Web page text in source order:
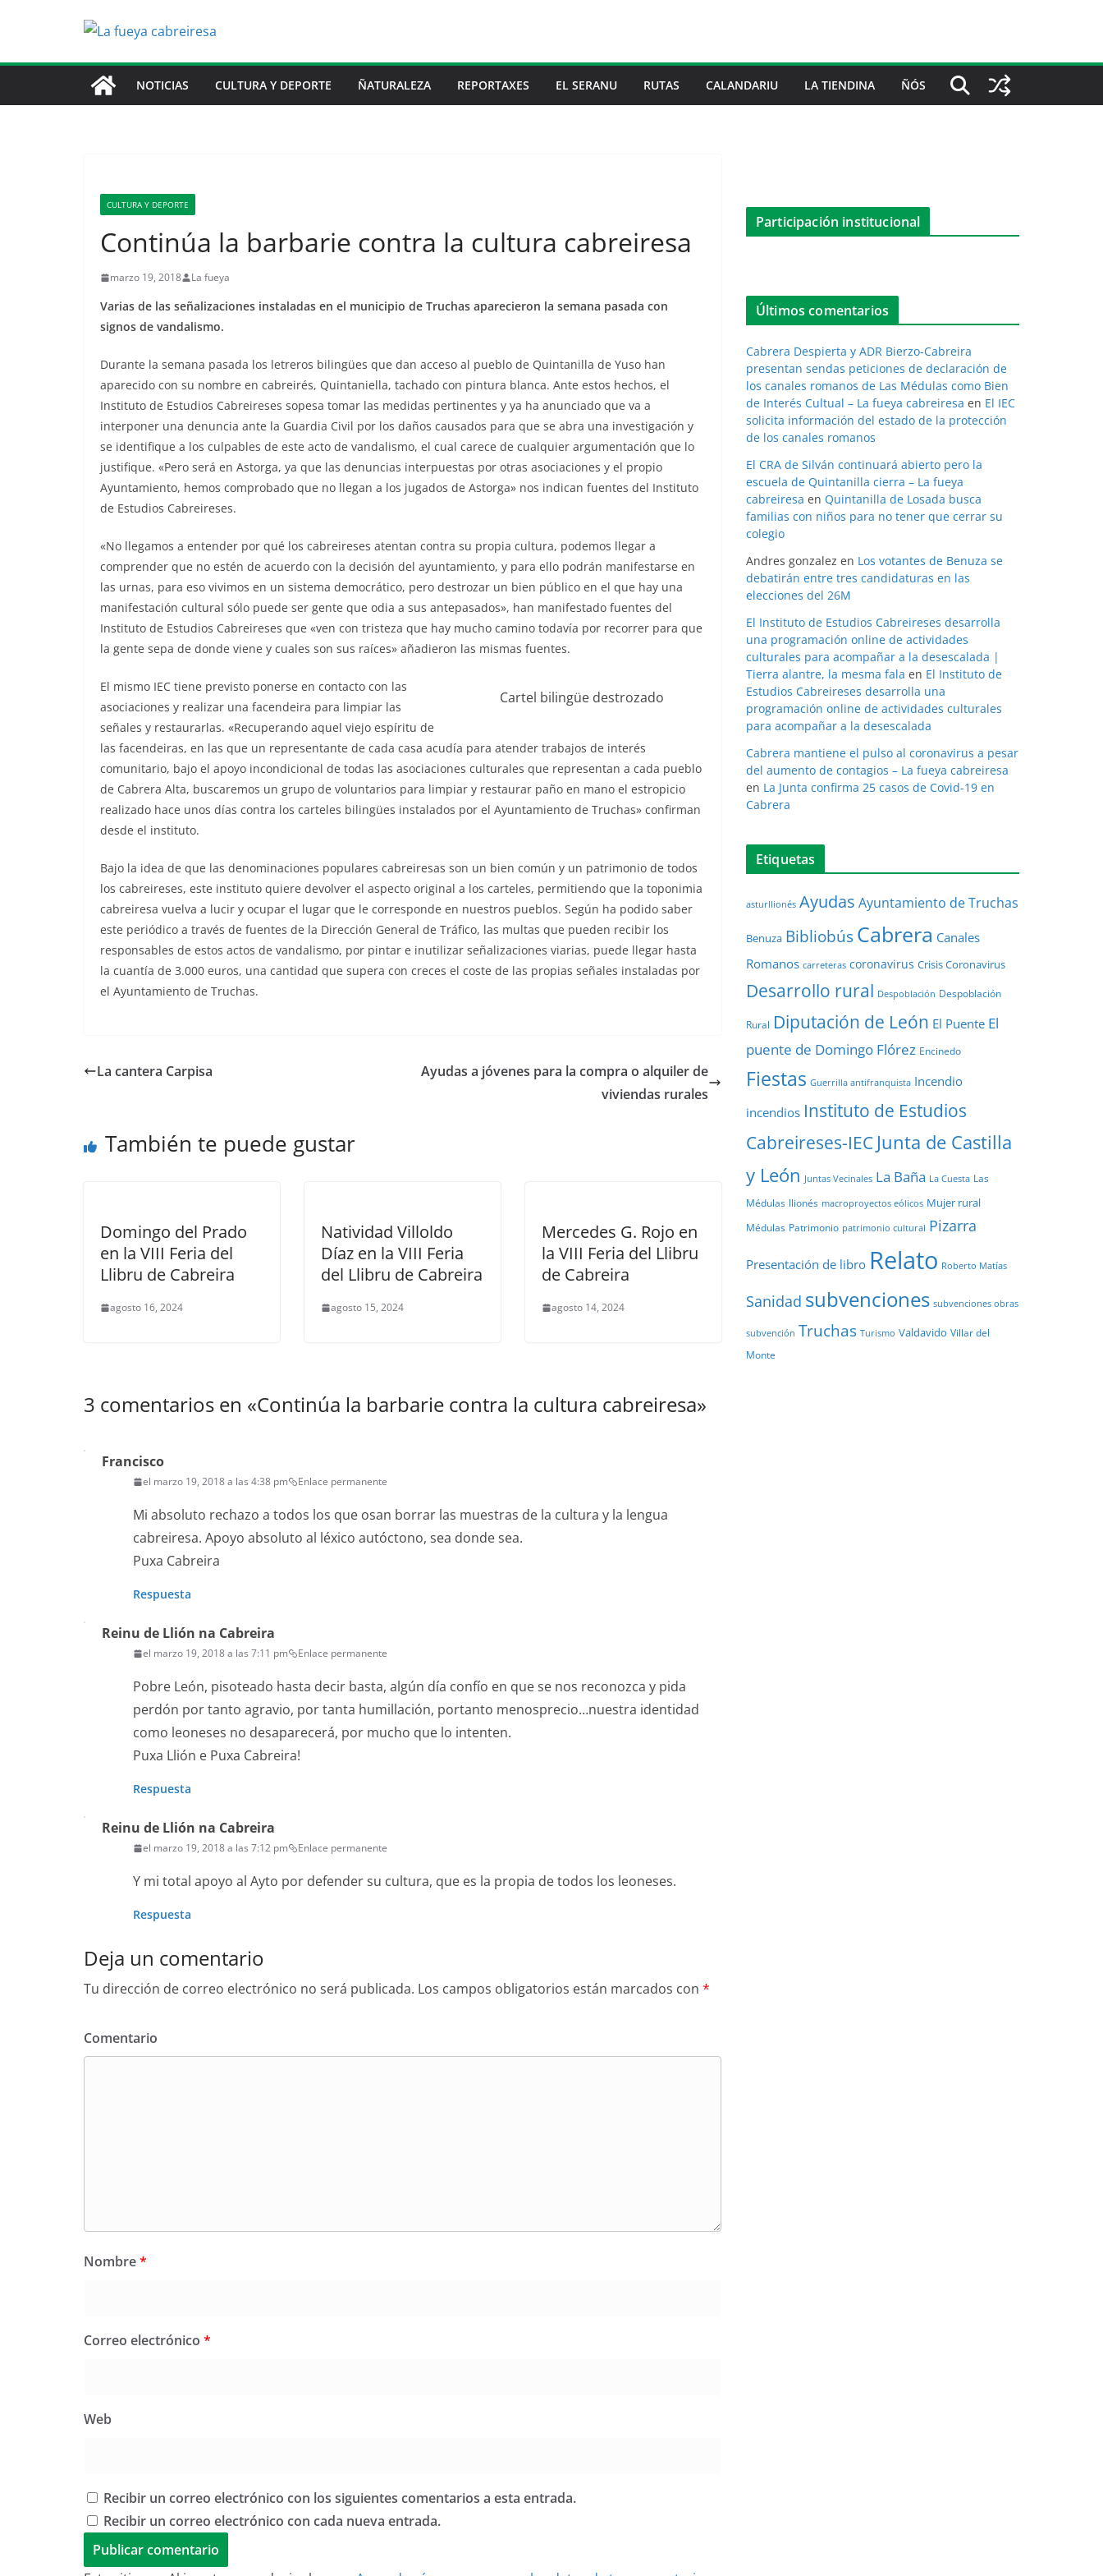
NOTICIAS CULTURA Y DEPORTE ÑATURALEZA REPORTAXES EL SERANU RUTAS CALANDARIU LA TIENDINA ÑÓS
CULTURA Y DEPORTE
Continúa la barbarie contra la cultura cabreiresa
marzo 19, 2018 La fueya
Varias de las señalizaciones instaladas en el municipio de Truchas aparecieron la semana pasada con
signos de vandalismo.
Durante la semana pasada los letreros bilingües que dan acceso al pueblo de Quintanilla de Yuso han
aparecido con su nombre en cabreirés, Quintaniella, tachado con pintura blanca. Ante estos hechos, el
Instituto de Estudios Cabreireses sopesa tomar las medidas pertinentes y ya ha anunciado que va a
interponer una denuncia ante la Guardia Civil por los daños causados para que se abra una investigación y
se identifique a los culpables de este acto de vandalismo, el cual carece de cualquier argumentación que lo
justifique. «Pero será en Astorga, ya que las denuncias interpuestas por otras asociaciones y el propio
Ayuntamiento, hemos comprobado que no llegan a los jugados de Astorga» nos indican fuentes del Instituto
de Estudios Cabreireses.
«No llegamos a entender por qué los cabreireses atentan contra su propia cultura, podemos llegar a
comprender que no estén de acuerdo con la decisión del ayuntamiento, y para ello podrán manifestarse en
las urnas, para eso vivimos en un sistema democrático, pero destrozar un bien público en el que hay una
manifestación cultural sólo puede ser gente que odia a sus antepasados», han manifestado fuentes del
Instituto de Estudios Cabreireses que «ven con tristeza que hay mucho camino todavía por recorrer para que
la gente sepa de donde viene y cuales son sus raíces» añadieron las mismas fuentes.
Cartel bilingüe destrozado
El mismo IEC tiene previsto ponerse en contacto con las
asociaciones y realizar una facendeira para limpiar las
señales y restaurarlas. «Recuperando aquel viejo espíritu de
las facendeiras, en las que un representante de cada casa acudía para atender trabajos de interés
comunitario, bajo el apoyo incondicional de todas las asociaciones culturales que representan a cada pueblo
de Cabrera Alta, buscaremos un grupo de voluntarios para limpiar y restaurar paño en mano el estropicio
realizado hace unos días contra los carteles bilingües instalados por el Ayuntamiento de Truchas» confirman
desde el instituto.
Bajo la idea de que las denominaciones populares cabreiresas son un bien común y un patrimonio de todos
los cabreireses, este instituto quiere devolver el aspecto original a los carteles, permitiendo que la toponimia
cabreiresa vuelva a lucir y ocupar el lugar que le corresponde en nuestros pueblos. Según ha podido saber
este periódico a través de fuentes de la Dirección General de Tráfico, las multas que pueden recibir los
responsables de estos actos de vandalismo, por pintar e inutilizar señalizaciones viarias, puede llegar hasta
la cuantía de 3.000 euros, una cantidad que supera con creces el coste de las propias señales instaladas por
el Ayuntamiento de Truchas.
La cantera Carpisa
Ayudas a jóvenes para la compra o alquiler de
viviendas rurales
También te puede gustar
Domingo del Prado
en la VIII Feria del
Llibru de Cabreira
agosto 16, 2024
Natividad Villoldo
Díaz en la VIII Feria
del Llibru de Cabreira
agosto 15, 2024
Mercedes G. Rojo en
la VIII Feria del Llibru
de Cabreira
agosto 14, 2024
3 comentarios en «Continúa la barbarie contra la cultura cabreiresa»
Francisco
el marzo 19, 2018 a las 4:38 pm Enlace permanente
Mi absoluto rechazo a todos los que osan borrar las muestras de la cultura y la lengua
cabreiresa. Apoyo absoluto al léxico autóctono, sea donde sea.
Puxa Cabreira
Respuesta
Reinu de Llión na Cabreira
el marzo 19, 2018 a las 7:11 pm Enlace permanente
Pobre León, pisoteado hasta decir basta, algún día confío en que se nos reconozca y pida
perdón por tanto agravio, por tanta humillación, portanto menosprecio…nuestra identidad
como leoneses no desaparecerá, por mucho que lo intenten.
Puxa Llión e Puxa Cabreira!
Respuesta
Reinu de Llión na Cabreira
el marzo 19, 2018 a las 7:12 pm Enlace permanente
Y mi total apoyo al Ayto por defender su cultura, que es la propia de todos los leoneses.
Respuesta
Deja un comentario
Tu dirección de correo electrónico no será publicada. Los campos obligatorios están marcados con *
Comentario
Nombre*
Correo electrónico *
Web
Recibir un correo electrónico con los siguientes comentarios a esta entrada.
Recibir un correo electrónico con cada nueva entrada.
Participación institucional
Últimos comentarios
Cabrera Despierta y ADR Bierzo-Cabreira
presentan sendas peticiones de declaración de
los canales romanos de Las Médulas como Bien
de Interés Cultual – La fueya cabreiresa en El IEC
solicita información del estado de la protección
de los canales romanos
El CRA de Silván continuará abierto pero la
escuela de Quintanilla cierra – La fueya
cabreiresa en Quintanilla de Losada busca
familias con niños para no tener que cerrar su
colegio
Andres gonzalez en Los votantes de Benuza se
debatirán entre tres candidaturas en las
elecciones del 26M
El Instituto de Estudios Cabreireses desarrolla
una programación online de actividades
culturales para acompañar a la desescalada |
Tierra alantre, la mesma fala en El Instituto de
Estudios Cabreireses desarrolla una
programación online de actividades culturales
para acompañar a la desescalada
Cabrera mantiene el pulso al coronavirus a pesar
del aumento de contagios – La fueya cabreiresa
en La Junta confirma 25 casos de Covid-19 en
Cabrera
Etiquetas
asturllionés Ayudas Ayuntamiento de Truchas
Benuza BibliobúsCabrera Canales
Romanos carreteras coronavirus Crisis Coronavirus
Desarrollo rural Despoblación Despoblación
Rural Diputación de León El Puente El
puente de Domingo Flórez Encinedo
Fiestas Guerrilla antifranquista Incendio
incendios Instituto de Estudios
Cabreireses-IEC Junta de Castilla
y León Juntas Vecinales La Baña La Cuesta Las
Médulas llionés macroproyectos eólicos Mujer rural
Médulas Patrimonio patrimonio cultural Pizarra
Presentación de libro Relato Roberto Matías
Sanidad subvenciones subvenciones obras
subvención Truchas Turismo Valdavido Villar del
Monte